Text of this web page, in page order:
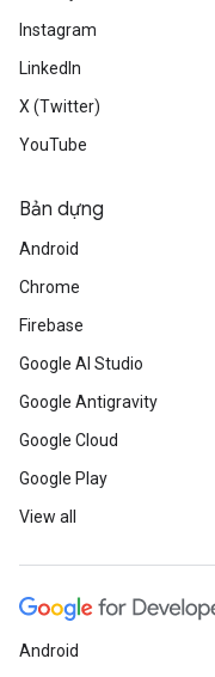
Instagram
LinkedIn
X (Twitter)
YouTube
Bản dựng
Android
Chrome
Firebase
Google AI Studio
Google Antigravity
Google Cloud
Google Play
View all
Android